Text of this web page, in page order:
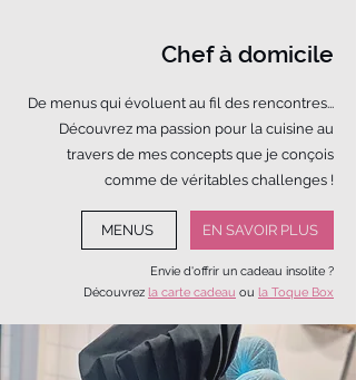
Chef à domicile
De menus qui évoluent au fil des rencontres...
Découvrez ma passion pour la cuisine au
travers de mes concepts que je conçois
comme de véritables challenges !
MENUS EN SAVOIR PLUS
Envie d'offrir un cadeau insolite ?
Découvrez la carte cadeau ou la Toque Box